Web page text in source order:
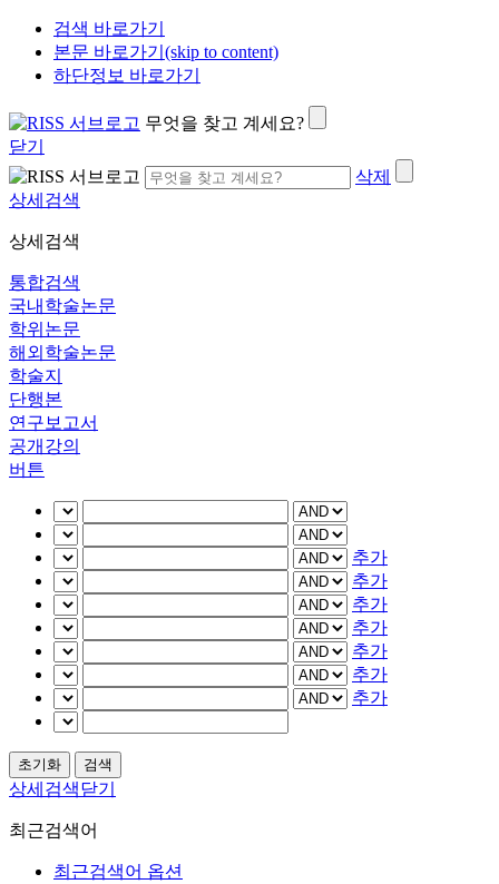
검색 바로가기
본문 바로가기(skip to content)
하단정보 바로가기
무엇을 찾고 계세요?
닫기
삭제
상세검색
상세검색
통합검색
국내학술논문
학위논문
해외학술논문
학술지
단행본
연구보고서
공개강의
버튼
추가
추가
추가
추가
추가
추가
추가
상세검색닫기
최근검색어
최근검색어 옵션